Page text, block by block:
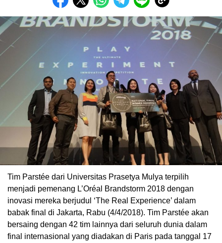
Tim Parstée dari Universitas Prasetya Mulya terpilih
menjadi pemenang L’Oréal Brandstorm 2018 dengan
inovasi mereka berjudul ‘The Real Experience’ dalam
babak final di Jakarta, Rabu (4/4/2018). Tim Parstée akan
bersaing dengan 42 tim lainnya dari seluruh dunia dalam
final internasional yang diadakan di Paris pada tanggal 17